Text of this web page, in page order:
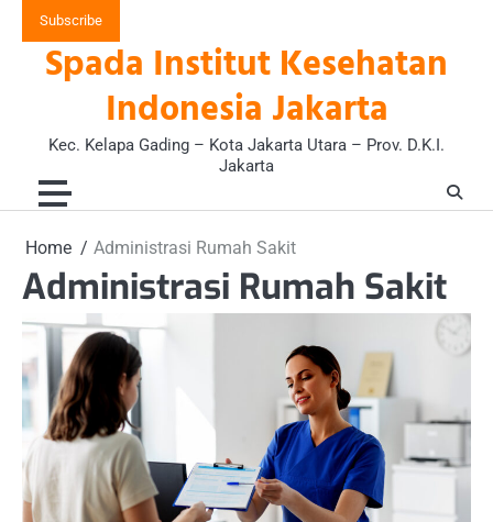
content
Subscribe
Spada Institut Kesehatan
Indonesia Jakarta
Kec. Kelapa Gading – Kota Jakarta Utara – Prov. D.K.I.
Jakarta
Home Administrasi Rumah Sakit
Administrasi Rumah Sakit